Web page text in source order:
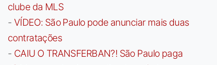
clube da MLS
- VÍDEO: São Paulo pode anunciar mais duas
contratações
- CAIU O TRANSFERBAN?! São Paulo paga